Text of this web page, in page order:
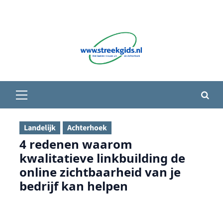
menu
Landelijk Achterhoek
4 redenen waarom
kwalitatieve linkbuilding de
online zichtbaarheid van je
bedrijf kan helpen